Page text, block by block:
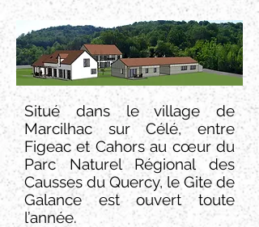
Situé dans le village de
Marcilhac sur Célé, entre
Figeac et Cahors au cœur du
Parc Naturel Régional des
Causses du Quercy, le Gite de
Galance est ouvert toute
l’année.